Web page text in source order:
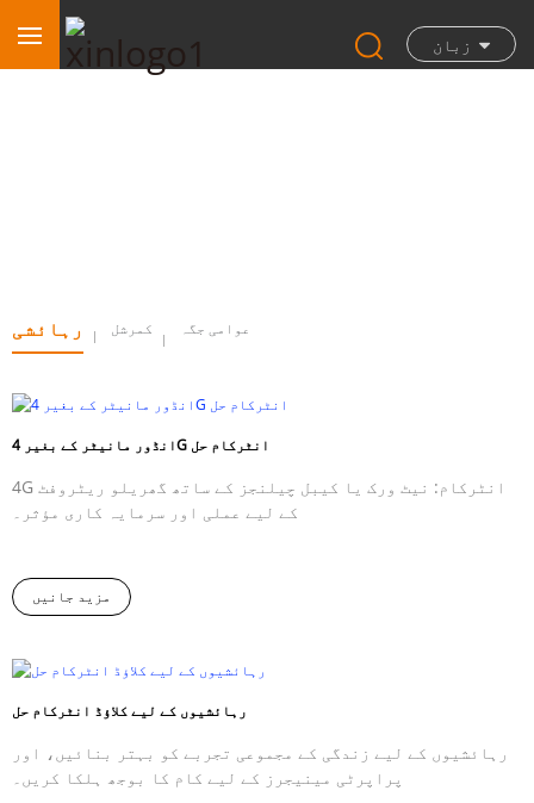
زبان
رہائشی کمرشل عوامی جگہ
انڈور مانیٹر کے بغیر 4G انٹرکام حل
4G انٹرکام: نیٹ ورک یا کیبل چیلنجز کے ساتھ گھریلو ریٹروفٹ
کے لیے عملی اور سرمایہ کاری مؤثر۔
مزید جانیں
رہائشیوں کے لیے کلاؤڈ انٹرکام حل
رہائشیوں کے لیے زندگی کے مجموعی تجربے کو بہتر بنائیں، اور
پراپرٹی مینیجرز کے لیے کام کا بوجھ ہلکا کریں۔